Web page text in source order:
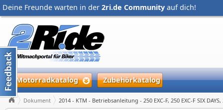
Deine Freunde warten in der 2ri.de Community auf dich!
Motorradkatalog Zubehörkatalog
Dokument 2014 - KTM - Betriebsanleitung - 250 EXC‑F, 250 EXC‑F SIX DAYS,